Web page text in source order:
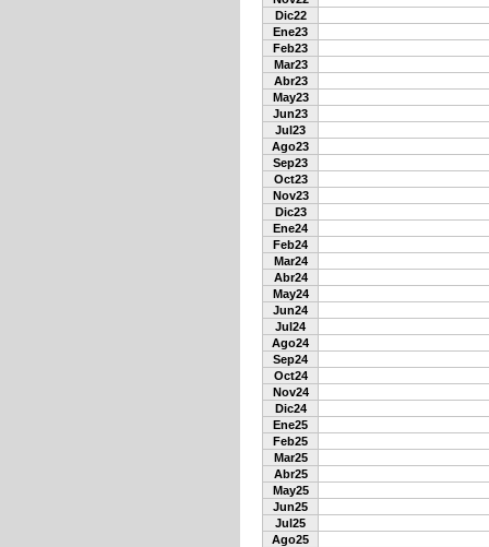
Dic22
Ene23
Feb23
Mar23
Abr23
May23
Jun23
Jul23
Ago23
Sep23
Oct23
Nov23
Dic23
Ene24
Feb24
Mar24
Abr24
May24
Jun24
Jul24
Ago24
Sep24
Oct24
Nov24
Dic24
Ene25
Feb25
Mar25
Abr25
May25
Jun25
Jul25
Ago25